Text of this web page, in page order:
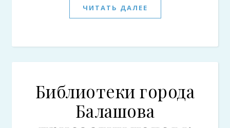
ЧИТАТЬ ДАЛЕЕ
Библиотеки города
Балашова